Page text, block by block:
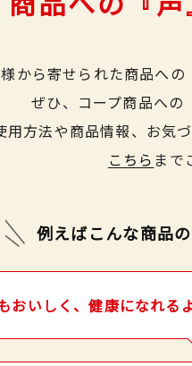
から寄せられた商品への
ぜひ、コープ商品への
用方法や商品情報、お気
こちら まで
例えばこんな商品
おいしく、健康になれる